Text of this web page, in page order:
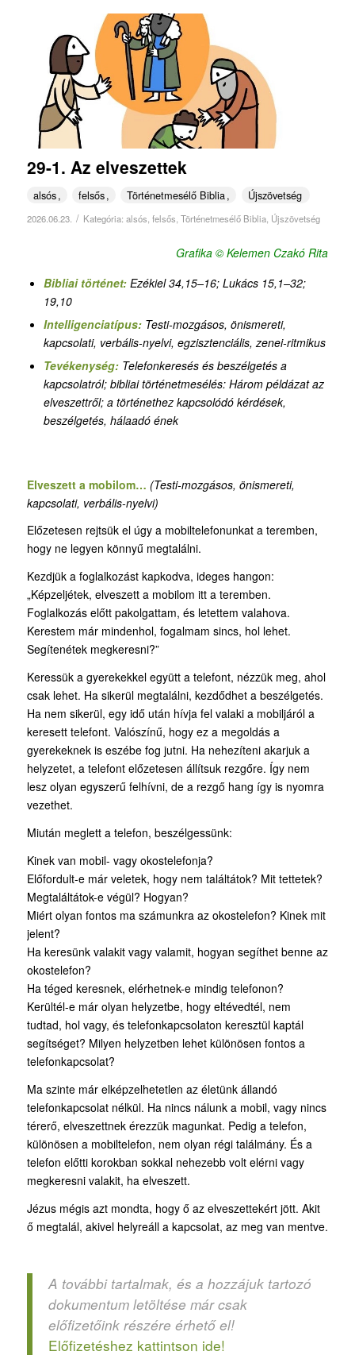
29-1. Az elveszettek
alsós felsős Történetmesélő Biblia Újszövetség
2026.06.23. / Kategória: alsós felsős Történetmesélő Biblia, Újszövetség
Grafika © Kelemen Czakó Rita
Bibliai történet:Ezékiel 34,15–16; Lukács 15,1–32;
19,10
Intelligenciatípus: Testi-mozgásos, önismereti,
kapcsolati, verbális-nyelvi, egzisztenciális, zenei-ritmikus
Tevékenység: Telefonkeresés és beszélgetés a
kapcsolatról;bibliai történetmesélés: Három példázat az
elveszettről; a történethez kapcsolódó kérdések,
beszélgetés, hálaadó ének
Elveszett a mobilom… (Testi-mozgásos, önismereti,
kapcsolati, verbális-nyelvi)
Előzetesen rejtsük el úgy a mobiltelefonunkat a teremben,
hogy ne legyen könnyű megtalálni.
Kezdjük a foglalkozást kapkodva, ideges hangon:
„Képzeljétek, elveszett a mobilom itt a teremben.
Foglalkozás előtt pakolgattam, és letettem valahova.
Kerestem már mindenhol, fogalmam sincs, hol lehet.
Segítenétek megkeresni?”
Keressük a gyerekekkel együtt a telefont, nézzük meg, ahol
csak lehet. Ha sikerül megtalálni, kezdődhet a beszélgetés.
Ha nem sikerül, egy idő után hívja fel valaki a mobiljáról a
keresett telefont. Valószínű, hogy ez a megoldás a
gyerekeknek is eszébe fog jutni. Ha nehezíteni akarjuk a
helyzetet, a telefont előzetesen állítsuk rezgőre. Így nem
lesz olyan egyszerű felhívni, de a rezgő hang így is nyomra
vezethet.
Miután meglett a telefon, beszélgessünk:
Kinek van mobil- vagy okostelefonja?
Előfordult-e már veletek, hogy nem találtátok? Mit tettetek?
Megtaláltátok-e végül? Hogyan?
Miért olyan fontos ma számunkra az okostelefon? Kinek mit
jelent?
Ha keresünk valakit vagy valamit, hogyan segíthet benne az
okostelefon?
Ha téged keresnek, elérhetnek-e mindig telefonon?
Kerültél-e már olyan helyzetbe, hogy eltévedtél, nem
tudtad, hol vagy, és telefonkapcsolaton keresztül kaptál
segítséget? Milyen helyzetben lehet különösen fontos a
telefonkapcsolat?
Ma szinte már elképzelhetetlen az életünk állandó
telefonkapcsolat nélkül. Ha nincs nálunk a mobil, vagy nincs
térerő, elveszettnek érezzük magunkat. Pedig a telefon,
különösen a mobiltelefon, nem olyan régi találmány. És a
telefon előtti korokban sokkal nehezebb volt elérni vagy
megkeresni valakit, ha elveszett.
Jézus mégis azt mondta, hogy ő az elveszettekért jött. Akit
ő megtalál, akivel helyreáll a kapcsolat, az meg van mentve.
A további tartalmak, és a hozzájuk tartozó
dokumentum letöltése már csak
előfizetőink részére érhető el!
Előfizetéshez kattintson ide!